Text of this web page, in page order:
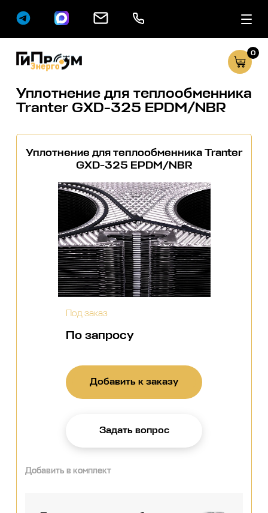
Сервисные
0
Уплотнение для теплообменника
Tranter GXD-325 EPDM/NBR
Уплотнение для теплообменника Tranter
GXD-325 EPDM/NBR
Под заказ
По запросу
Добавить к заказу
Задать вопрос
Добавить в комплект